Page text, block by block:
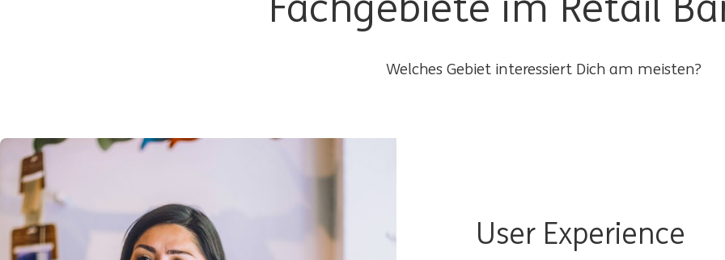
Welches Gebiet interessiert Dich am meisten?
User Experience